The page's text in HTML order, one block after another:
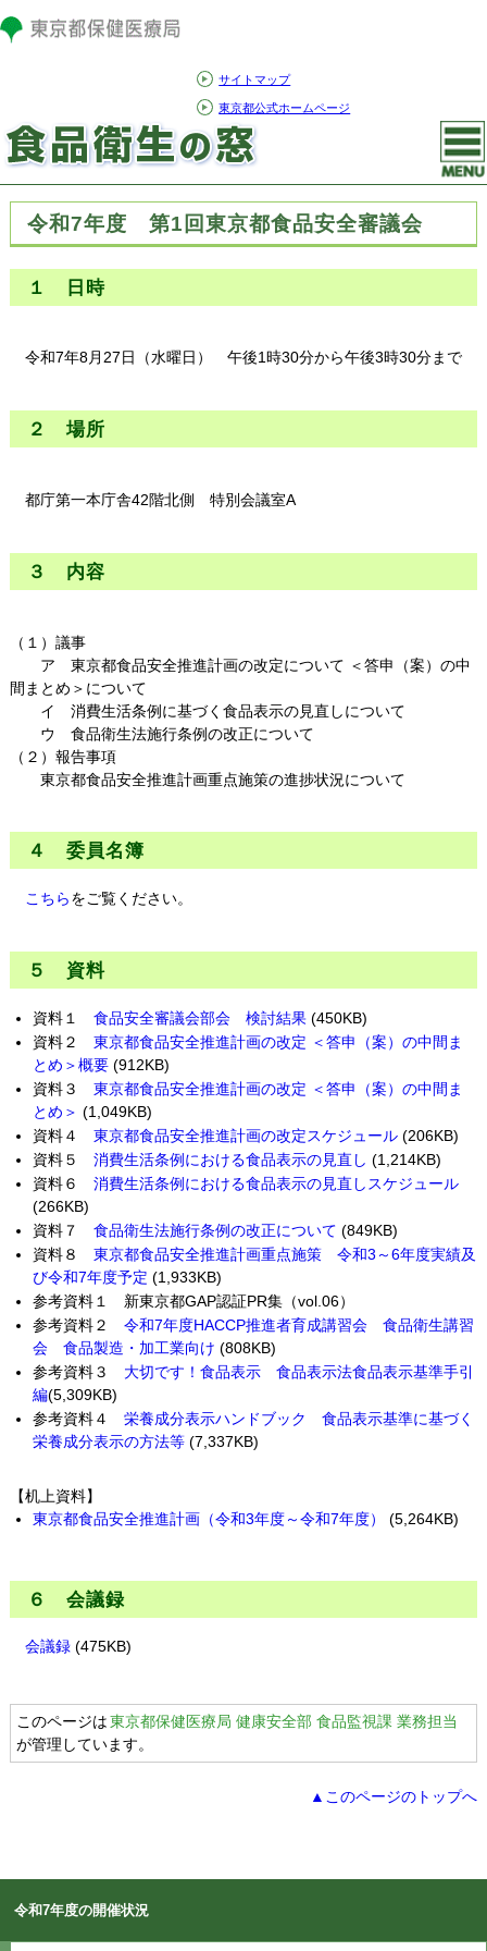
サイトマップ
東京都公式ホームページ
令和7年度 第1回東京都食品安全審議会
１ 日時
令和7年8月27日（水曜日） 午後1時30分から午後3時30分まで
２ 場所
都庁第一本庁舎42階北側 特別会議室A
３ 内容
（１）議事
ア 東京都食品安全推進計画の改定について ＜答申（案）の中
間まとめ＞について
イ 消費生活条例に基づく食品表示の見直しについて
ウ 食品衛生法施行条例の改正について
（２）報告事項
東京都食品安全推進計画重点施策の進捗状況について
４ 委員名簿
こちらをご覧ください。
５ 資料
資料１ 食品安全審議会部会 検討結果(450KB)
資料２ 東京都食品安全推進計画の改定 ＜答申（案）の中間ま
とめ＞概要(912KB)
資料３ 東京都食品安全推進計画の改定 ＜答申（案）の中間ま
とめ＞ (1,049KB)
資料４ 東京都食品安全推進計画の改定スケジュール(206KB)
資料５ 消費生活条例における食品表示の見直し (1,214KB)
資料６ 消費生活条例における食品表示の見直しスケジュール
(266KB)
資料７ 食品衛生法施行条例の改正について (849KB)
資料８ 東京都食品安全推進計画重点施策 令和3～6年度実績及
び令和7年度予定 (1,933KB)
参考資料１ 新東京都GAP認証PR集（vol.06）
参考資料２ 令和7年度HACCP推進者育成講習会 食品衛生講習
会 食品製造・加工業向け (808KB)
参考資料３ 大切です！食品表示 食品表示法食品表示基準手引
編(5,309KB)
参考資料４ 栄養成分表示ハンドブック 食品表示基準に基づく
栄養成分表示の方法等(7,337KB)
【机上資料】
東京都食品安全推進計画（令和3年度～令和7年度）
(5,264KB)
６ 会議録
会議録(475KB)
このページは東京都保健医療局 健康安全部 食品監視課 業務担当
が管理しています。
▲このページのトップへ
令和7年度の開催状況